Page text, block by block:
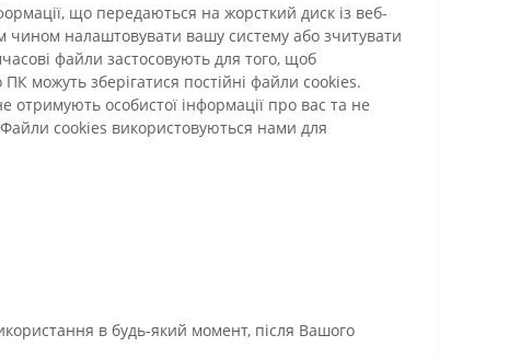
що передаються на жорсткий диск із веб-
чином налаштовувати вашу систему або зчитувати
файли застосовують для того, щоб
можуть зберігатися постійні файли cookies.
особистої інформації про вас та не
cookies використовуються нами для
в будь-який момент, після Вашого